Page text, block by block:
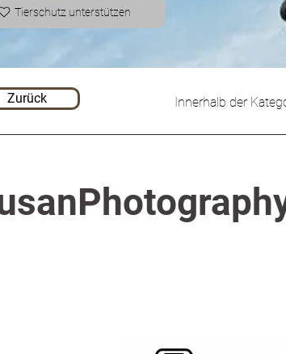
Tierschutz unterstützen
Zurück Innerhalb der